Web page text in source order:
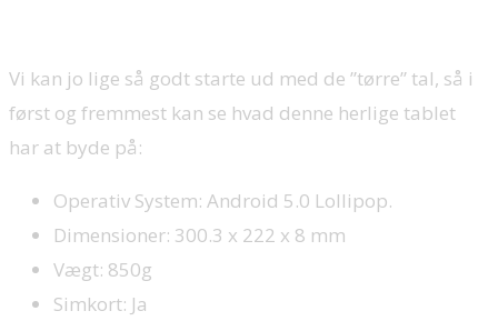
Vi kan jo lige så godt starte ud med de ”tørre” tal, så i
først og fremmest kan se hvad denne herlige tablet
har at byde på:
Operativ System: Android 5.0 Lollipop.
Dimensioner: 300.3 x 222 x 8 mm
Vægt: 850g
Simkort: Ja